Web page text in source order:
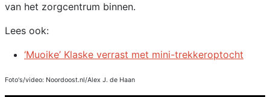
van het zorgcentrum binnen.
Lees ook:
‘Muoike’ Klaske verrast met mini-trekkeroptocht
Foto's/video: Noordoost.nl/Alex J. de Haan